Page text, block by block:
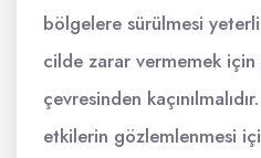
bölgelere sürülmesi
cilde zarar vermemek
çevresinden
etkilerin gözlemlenmesi